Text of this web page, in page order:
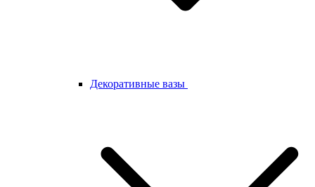
Декоративные вазы